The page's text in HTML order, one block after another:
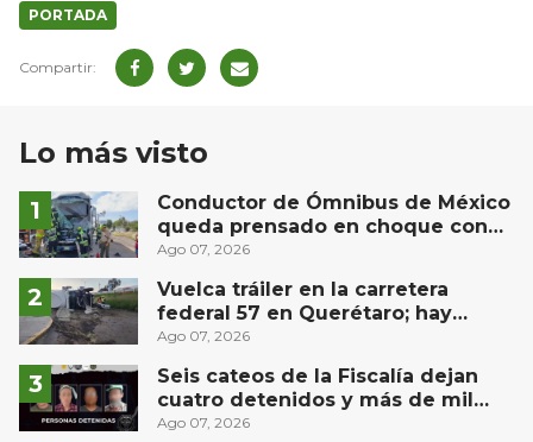
PORTADA
Lo más visto
Conductor de Ómnibus de México
queda prensado en choque con
materialista en San Juan del Río
Ago 07, 2026
Vuelca tráiler en la carretera
federal 57 en Querétaro; hay
derrame de combustible
Ago 07, 2026
Seis cateos de la Fiscalía dejan
cuatro detenidos y más de mil
dosis aseguradas en Querétaro
Ago 07, 2026